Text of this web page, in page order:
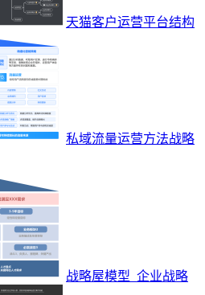
天猫客户运营平台结构
私域流量运营方法战略
战略屋模型_企业战略